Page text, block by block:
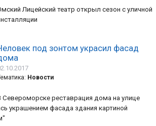
Лицейский театр открыл сезон с уличной
под зонтом украсил фасад
Новости
Североморске реставрация дома на улице
украшением фасада здания картиной